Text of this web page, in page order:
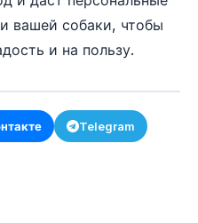
вашей собаки, чтобы
и на пользу.
Telegram